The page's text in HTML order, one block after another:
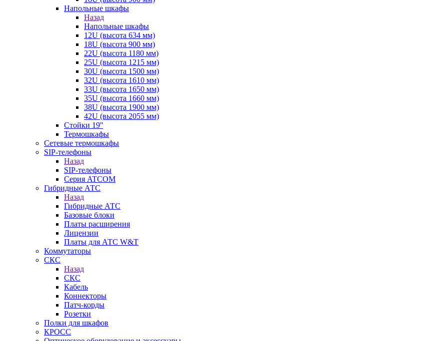
Напольные шкафы
Назад
Напольные шкафы
12U (высота 634 мм)
18U (высота 900 мм)
22U (высота 1180 мм)
25U (высота 1215 мм)
30U (высота 1500 мм)
32U (высота 1610 мм)
33U (высота 1650 мм)
35U (высота 1660 мм)
38U (высота 1900 мм)
42U (высота 2055 мм)
Стойки 19''
Термошкафы
Сетевые термошкафы
SIP-телефоны
Назад
SIP-телефоны
Серия ATCOM
Гибридные АТС
Назад
Гибридные АТС
Базовые блоки
Платы расширения
Лицензии
Платы для АТС W&T
Коммутаторы
СКС
Назад
СКС
Кабель
Коннекторы
Патч-корды
Розетки
Полки для шкафов
КРОСС